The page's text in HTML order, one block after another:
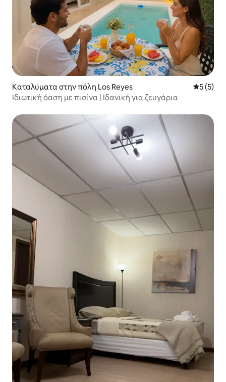
Καταλύματα στην πόλη Los Reyes Μέση
5 (5)
Ιδιωτική όαση με πισίνα | Ιδανική για ζευγάρια